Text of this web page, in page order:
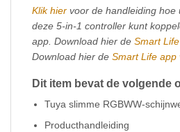
Klik hier voor de handleiding hoe
deze 5-in-1 controller kunt
app. Download hier de Smart
Download hier de Smart Life app
Dit item bevat de volgende
Tuya slimme RGBWW-
Producthandleiding